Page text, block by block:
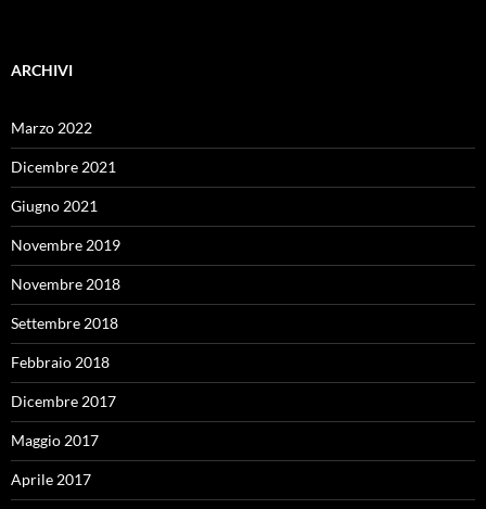
ARCHIVI
Marzo 2022
Dicembre 2021
Giugno 2021
Novembre 2019
Novembre 2018
Settembre 2018
Febbraio 2018
Dicembre 2017
Maggio 2017
Aprile 2017